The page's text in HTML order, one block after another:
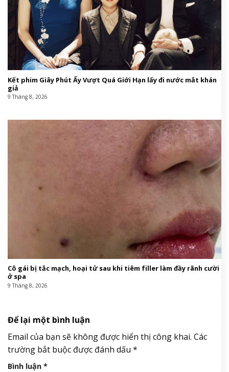
Kết phim Giây Phút Ấy Vượt Quá Giới Hạn lấy đi nước mắt khán
giả
9 Tháng 8, 2026
Cô gái bị tắc mạch, hoại tử sau khi tiêm filler làm đầy rãnh cười
ở spa
9 Tháng 8, 2026
Để lại một bình luận
Email của bạn sẽ không được hiển thị công khai. Các
trường bắt buộc được đánh dấu *
Bình luận *